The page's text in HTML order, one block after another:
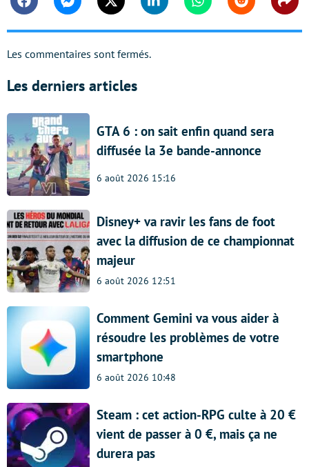
FacebookMessengerTwitter Linkedin WhatsappReddit
Les commentaires sont fermés.
Les derniers articles
GTA 6 : on sait enfin quand sera
diffusée la 3e bande-annonce
6 août 2026 15:16
Disney+ va ravir les fans de foot
avec la diffusion de ce championnat
majeur
6 août 2026 12:51
Comment Gemini va vous aider à
résoudre les problèmes de votre
smartphone
6 août 2026 10:48
Steam : cet action-RPG culte à 20 €
vient de passer à 0 €, mais ça ne
durera pas